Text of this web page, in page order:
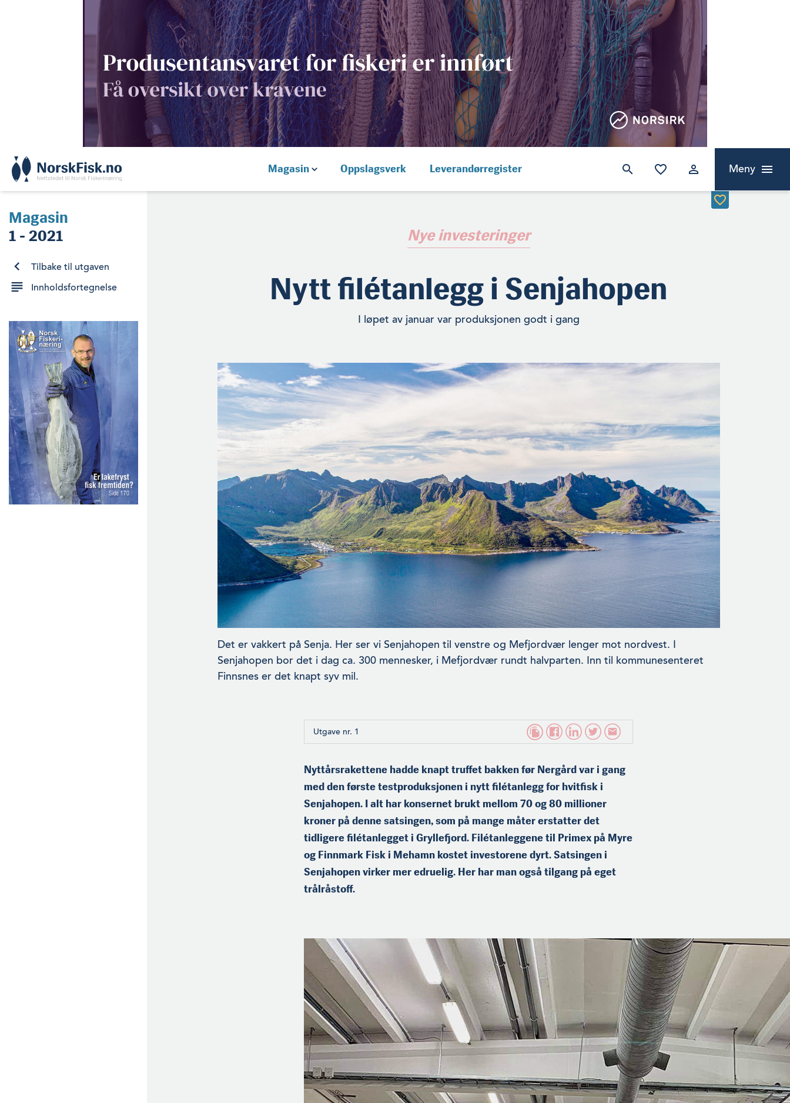
Magasin Oppslagsverk Leverandørregister Meny
Magasin
1 - 2021
Tilbake til utgaven
Innholdsfortegnelse
Nye investeringer
Nytt filétanlegg i Senjahopen
I løpet av januar var produksjonen godt i gang
Det er vakkert på Senja. Her ser vi Senjahopen til venstre og Mefjordvær lenger mot nordvest. I
Senjahopen bor det i dag ca. 300 mennesker, i Mefjordvær rundt halvparten. Inn til kommunesen­teret
Finnsnes er det knapt syv mil.
Utgave nr. 1
Nyttårsrakettene hadde knapt truffet bakken før Nergård var i gang
med den første testproduksjonen i nytt filétanlegg for hvitfisk i
Senjahopen. I alt har konsernet brukt mellom 70 og 80 millioner
kroner på denne satsingen, som på mange måter erstatter det
tidligere filétanlegget i Gryllefjord. Filétanleggene til Primex på Myre
og Finnmark Fisk i Mehamn kostet investorene dyrt. Satsingen i
Senjahopen virker mer edruelig. Her har man også tilgang på eget
trålråstoff.